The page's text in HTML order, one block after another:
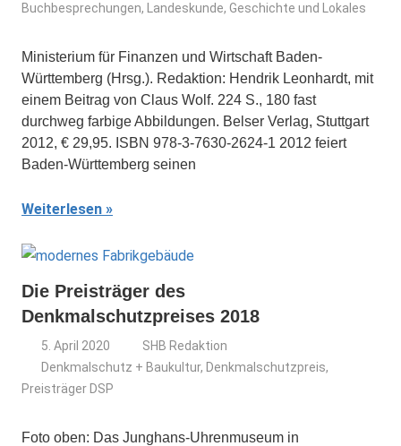
Buchbesprechungen, Landeskunde, Geschichte und Lokales
Ministerium für Finanzen und Wirtschaft Baden-
Württemberg (Hrsg.). Redaktion: Hendrik Leonhardt, mit
einem Beitrag von Claus Wolf. 224 S., 180 fast
durchweg farbige Abbildungen. Belser Verlag, Stuttgart
2012, € 29,95. ISBN 978-3-7630-2624-1 2012 feiert
Baden-Württemberg seinen
Weiterlesen
Die Preisträger des
Denkmalschutzpreises 2018
5. April 2020
SHB Redaktion
Denkmalschutz + Baukultur, Denkmalschutzpreis,
Preisträger DSP
Foto oben: Das Junghans-Uhrenmuseum in